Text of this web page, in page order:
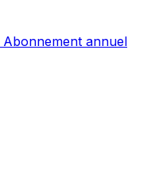
Abonnement annuel